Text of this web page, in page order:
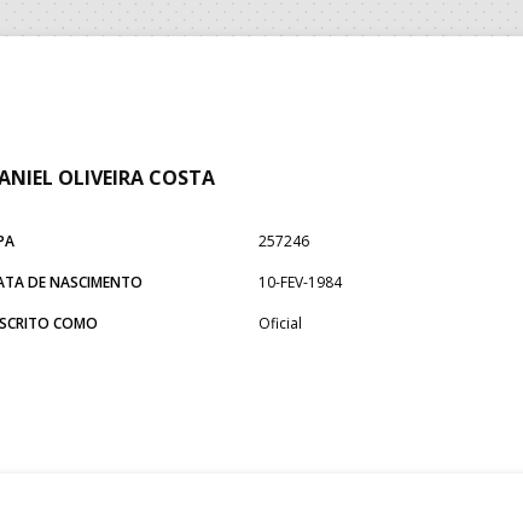
OLIVEIRA COSTA
257246
DE NASCIMENTO
10-FEV-1984
COMO
Oficial